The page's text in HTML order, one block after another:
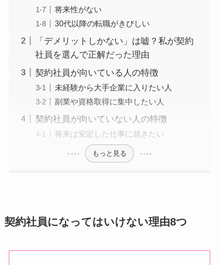
将来性がない
30代以降の転職がきびしい
「デメリットしかない」は嘘？私が契約
社員を選んで正解だった理由
契約社員が向いている人の特徴
未経験から大手企業に入りたい人
副業や資格取得に集中したい人
契約社員が向いていない人の特徴
将来は安定した仕事に就きたい
もっと見る
契約社員になってはいけない理由8つ